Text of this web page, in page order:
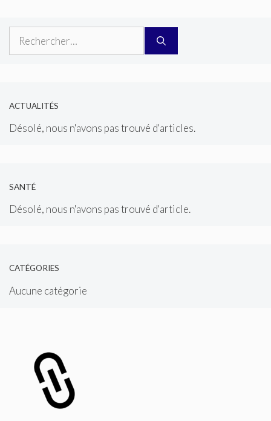
Rechercher :
ACTUALITÉS
Désolé, nous n'avons pas trouvé d'articles.
SANTÉ
Désolé, nous n'avons pas trouvé d'article.
CATÉGORIES
Aucune catégorie